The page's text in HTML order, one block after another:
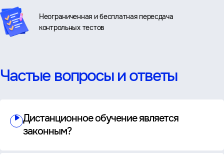
Неограниченная и бесплатная пересдача
контрольных тестов
Частые вопросы и ответы
Дистанционное обучение является
законным?